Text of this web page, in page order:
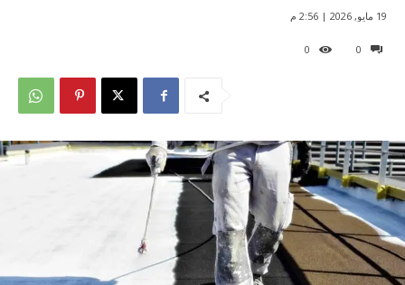
0
0
19 مايو, 2026 | 2:56 م